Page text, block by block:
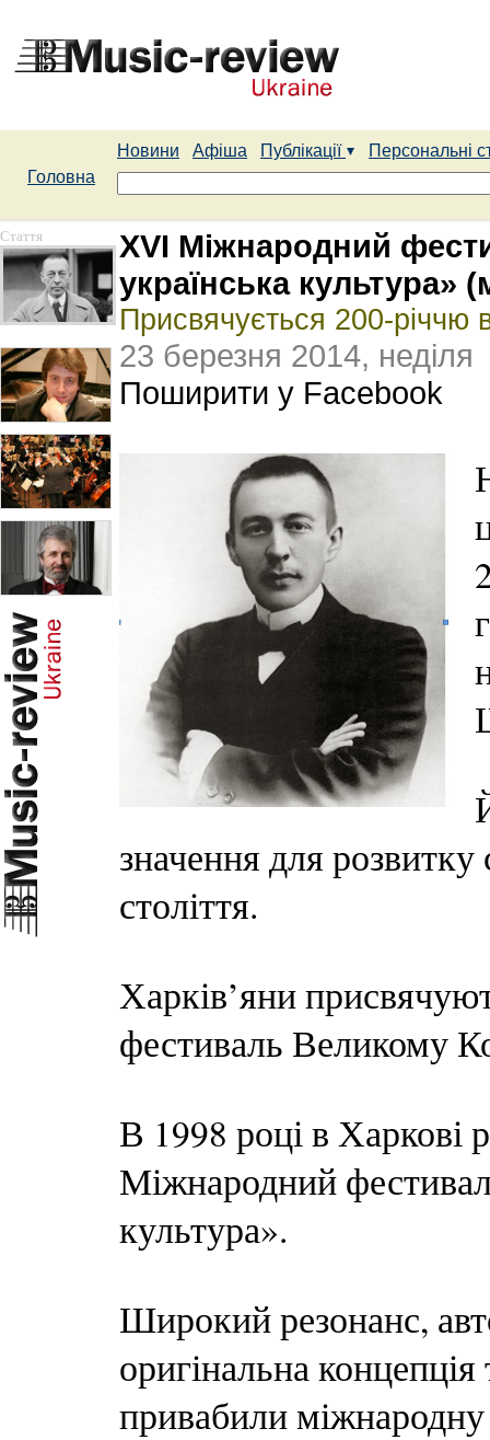
Новини Афіша Публікації
Персональні
Головна
Стаття
XVI Міжнародний
українська культура»
Присвячується 200-
23 березня 2014, неділя
Поширити у Facebook
значення для розвитку
століття.
Харків’яни
фестиваль Великому
В 1998 році в Харкові
Міжнародний
культура».
Широкий резонанс,
оригінальна концепція
привабили